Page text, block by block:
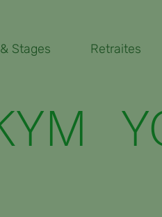
Stages Retraites